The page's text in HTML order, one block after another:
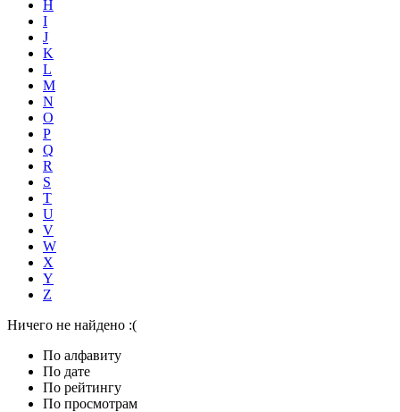
H
I
J
K
L
M
N
O
P
Q
R
S
T
U
V
W
X
Y
Z
Ничего не найдено :(
По алфавиту
По дате
По рейтингу
По просмотрам